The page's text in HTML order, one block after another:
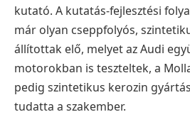
kutató. A kutatás-fejlesztési
már olyan cseppfolyós,
állítottak elő, melyet az Audi
motorokban is teszteltek, a
pedig szintetikus kerozin
tudatta a szakember.